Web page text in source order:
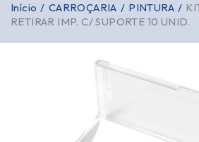
Início / CARROÇARIA / PINTURA /
RETIRAR IMP. C/ SUPORTE 10 UNID.